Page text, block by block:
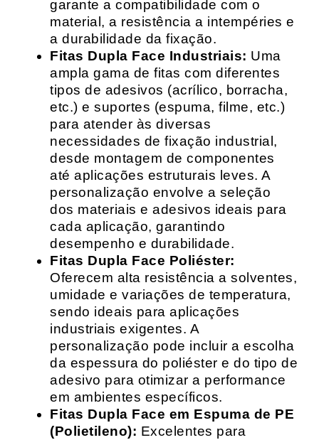
garante a compatibilidade com o
material, a resistência a intempéries e
a durabilidade da fixação.
Fitas Dupla Face Industriais: Uma
ampla gama de fitas com diferentes
tipos de adesivos (acrílico, borracha,
etc.) e suportes (espuma, filme, etc.)
para atender às diversas
necessidades de fixação industrial,
desde montagem de componentes
até aplicações estruturais leves. A
personalização envolve a seleção
dos materiais e adesivos ideais para
cada aplicação, garantindo
desempenho e durabilidade.
Fitas Dupla Face Poliéster:
Oferecem alta resistência a solventes,
umidade e variações de temperatura,
sendo ideais para aplicações
industriais exigentes. A
personalização pode incluir a escolha
da espessura do poliéster e do tipo de
adesivo para otimizar a performance
em ambientes específicos.
Fitas Dupla Face em Espuma de PE
(Polietileno): Excelentes para